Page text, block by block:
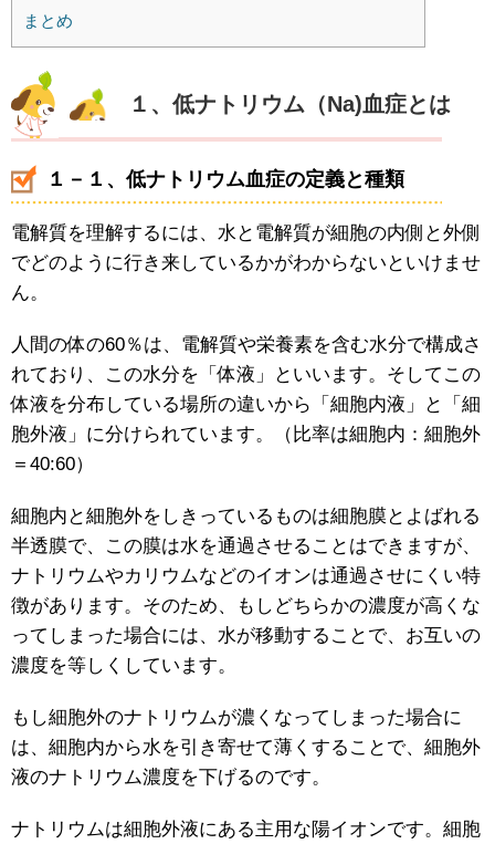
まとめ
１、低ナトリウム（Na)血症とは
１－１、低ナトリウム血症の定義と種類
電解質を理解するには、水と電解質が細胞の内側と外側
でどのように行き来しているかがわからないといけませ
ん。
人間の体の60％は、電解質や栄養素を含む水分で構成さ
れており、この水分を「体液」といいます。そしてこの
体液を分布している場所の違いから「細胞内液」と「細
胞外液」に分けられています。（比率は細胞内：細胞外
＝40:60）
細胞内と細胞外をしきっているものは細胞膜とよばれる
半透膜で、この膜は水を通過させることはできますが、
ナトリウムやカリウムなどのイオンは通過させにくい特
徴があります。そのため、もしどちらかの濃度が高くな
ってしまった場合には、水が移動することで、お互いの
濃度を等しくしています。
もし細胞外のナトリウムが濃くなってしまった場合に
は、細胞内から水を引き寄せて薄くすることで、細胞外
液のナトリウム濃度を下げるのです。
ナトリウムは細胞外液にある主用な陽イオンです。細胞